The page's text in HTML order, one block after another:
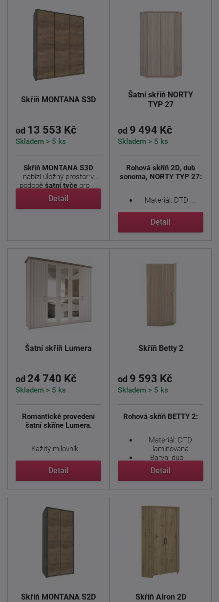
Skříň MONTANA S3D
od 13 553 Kč
Skladem > 5 ks
Skříň MONTANA S3D
nabízí úložný prostor v
podobě šatní tyče pro ...
Detail
Šatní skříň NORTY
TYP 27
od 9 494 Kč
Skladem > 5 ks
Rohová skříň 2D, dub
sonoma, NORTY TYP 27:
Materiál: DTD ...
Detail
Šatní skříň Lumera
od 24 740 Kč
Skladem > 5 ks
Romantické provedení
šatní skříne Lumera.
Každý milovník ...
Detail
Skříň Betty 2
od 9 593 Kč
Skladem > 5 ks
Rohová skříň BETTY 2:
Materiál: DTD
laminovaná
Barva: dub ...
Detail
Skříň MONTANA S2D Skříň Airon 2D